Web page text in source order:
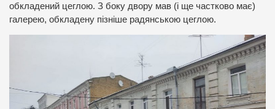
обкладений цеглою. З боку двору мав (і ще частково має)
галерею, обкладену пізніше радянською цеглою.